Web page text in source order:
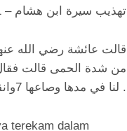
تهذيب سيرة ابن هشام – 1 / 184
قالت عائشة رضي الله
من شدة الحمى قالت فقال
لنا في مدها وصاعها 7وانقل وباءها إلى مهيعة ومهيعة الجحفة .
terekam dalam